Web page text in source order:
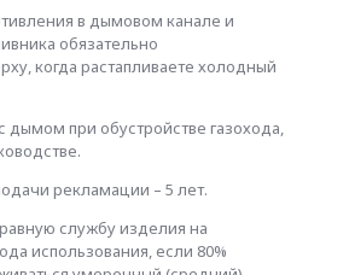
в дымовом канале и
обязательно
когда растапливаете холодный
дымом при обустройстве газохода,
рекламации – 5 лет.
службу изделия на
использования, если 80%